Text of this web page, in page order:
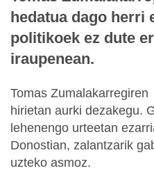
hedatua dago herri
politikoek ez dute
iraupenean.
Tomas
hirietan aurki dezakegu.
lehenengo urteetan
Donostian, zalantzarik
uzteko asmoz.